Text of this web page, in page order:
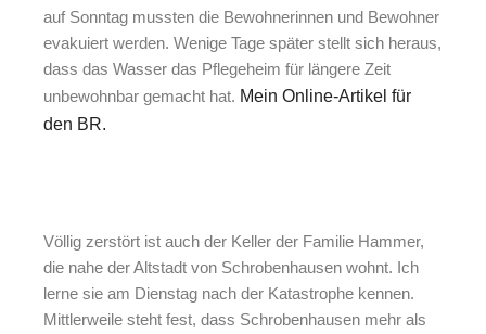
auf Sonntag mussten die Bewohnerinnen und Bewohner
evakuiert werden. Wenige Tage später stellt sich heraus,
dass das Wasser das Pflegeheim für längere Zeit
unbewohnbar gemacht hat. Mein Online-Artikel für
den BR.
Völlig zerstört ist auch der Keller der Familie Hammer,
die nahe der Altstadt von Schrobenhausen wohnt. Ich
lerne sie am Dienstag nach der Katastrophe kennen.
Mittlerweile steht fest, dass Schrobenhausen mehr als